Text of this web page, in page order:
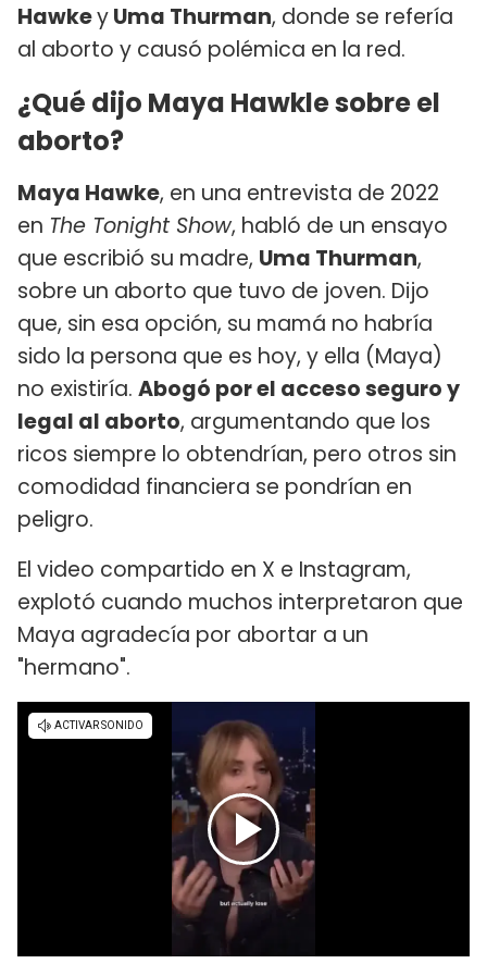
HawkeyUma Thurman, donde se refería
al aborto y causó polémica en la red.
¿Qué dijo Maya Hawkle sobre el
aborto?
Maya Hawke, en una entrevista de 2022
en The Tonight Show, habló de un ensayo
que escribió su madre, Uma Thurman,
sobre un aborto que tuvo de joven. Dijo
que, sin esa opción, su mamá no habría
sido la persona que es hoy, y ella (Maya)
no existiría. Abogó por el acceso seguro y
legal al aborto, argumentando que los
ricos siempre lo obtendrían, pero otros sin
comodidad financiera se pondrían en
peligro.
El video compartido en X e Instagram,
explotó cuando muchos interpretaron que
Maya agradecía por abortar a un
"hermano".